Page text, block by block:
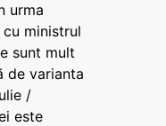
urma
ministrul
sunt mult
de varianta
/
este